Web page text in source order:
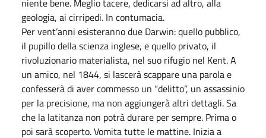
geologia, ai cirripedi. In contumacia.
Per vent’anni esisteranno due Darwin: quello pubblico,
il pupillo della scienza inglese, e quello privato, il
rivoluzionario materialista, nel suo rifugio nel Kent. A
un amico, nel 1844, si lascerà scappare una parola e
confesserà di aver commesso un “delitto”, un assassinio
per la precisione, ma non aggiungerà altri dettagli. Sa
che la latitanza non potrà durare per sempre. Prima o
poi sarà scoperto. Vomita tutte le mattine. Inizia a